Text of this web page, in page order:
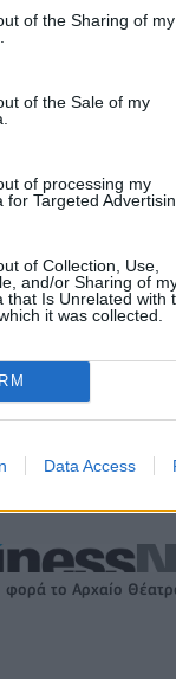
of the Sharing of my
of the Sale of my
of processing my
for Targeted
of Collection, Use,
and/or Sharing of
that Is Unrelated with
it was collected.
Data Access
ευρώ
Καθαρά
δολάρια στην KG
από
για τον ΟΤΕ στη
το Αρχαίο